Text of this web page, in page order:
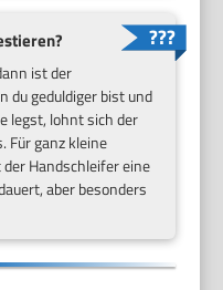
ist der
du geduldiger bist und
legst, lohnt sich der
Für ganz kleine
Handschleifer eine
aber besonders